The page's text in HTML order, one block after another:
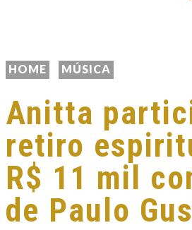
HOME MÚSICA
Anitta
retiro
R$ 11 mil
de Paulo